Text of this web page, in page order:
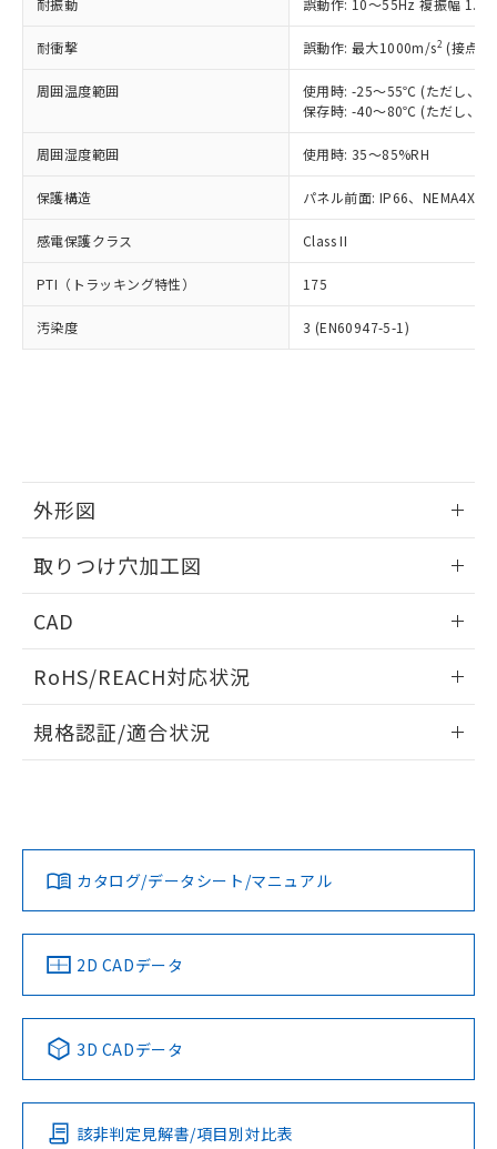
耐振動 誤動作: 10～55Hz 複振幅
耐衝撃 誤動作: 最大1000m/s2 (接点
周囲温度範囲
使用時: -25～55℃ (ただし、氷
保存時: -40～80℃ (ただし、氷
周囲湿度範囲 使用時: 35～85%RH
保護構造 パネル前面: IP66、NEMA4X,
感電保護クラス Class II
PTI（トラッキング特性） 175
汚染度 3 (EN60947-5-1)
外形図
取りつけ穴加工図
CAD
ドすることができます。
ログイン/会員登録
ダウンロードデータをご利用いただく前に、以下を必ずお読
みください。
ソフトウェアの使用条件
RoHS/REACH対応状況
EU RoHS 注意事項・凡例
対応済み
中国 RoHS 注意事項・凡例
Pb Hg Cd Cr(VI)
O
規格認証/適合状況
カタログ/データシート/マニュアル
2D CADデータ
3D CADデータ
該非判定見解書/項目別対比表
正式な納期状況および標準価格はお客
様のお取引先、またはお客様担当のオ
ムロン制御機器販売店・当社販売員に
オムロン制御機器販売店や当社販売拠
販売ネットワーク
」をご確認
在庫状況および標準価格結果を当社の
事前の承諾なく第三者に漏洩または開
示しないようお願いします。
マイパーツ機能（部品リスト作成サー
ビス）をご利用いただくには、I-Web
メンバーズにご登録されている必要が
お客様が当ウェブサイト上で当社にご
指します。
但し、RoHS指令で産業用監視および制御機器に対する
適用除外項目は除く。
フタル酸エステル類の４物質については閾値を超える意
図的な使用がないことを確認しています。
部品在庫の切り替え状況などにより、予定
月が前後することがあります。
※3 非含有証明書ダウンロード
51物質の非含有証明書（当社基準）
※本証明書は発行日時点で非含有を証明す
るもので、過去に遡って非含有を証明する
ものではありません。
また、RoHS指令のフタル酸エステル類４
欄に対応日を記載しておりました。
既に当社にて対応品への在庫切替を完了
していることから、特段のことがない限
り、2022年1月12日より割愛しておりま
す。
DBP(フタル酸ジブチル) : 1000ppm、 DIBP(フタル酸ジ
イソブチル) : 1000ppm、 BBP(フタル酸ブチルベンジ
DEHP(フタル酸ビス(2-エチルヘキシル)) : 1000ppm
準値以下であることを示します。
「10」：通常の使用状況下において有害物
質が外部に漏えいし、環境に深刻な影響を
及ぼさない年数を意味します。
「－」：未確認です。当社販売部門へお問
全に破砕するなど、違法に輸出されな
いよう必要な手段を講じます。
当社は貴社製品を、核兵器、ミサイ
ル、化学兵器、生物兵器またはその他
武器並びにこれらの製造装置等に一切
当社は、貴社製品を第三者に販売する
場合は、上記1、2および3の内容を当
該第三者に通知します。また当社は、
販売先および販売に係わる関係者が違
法に輸出するおそれがある場合は、取
り引きをいたしません。
一定数には満たないが在庫あり
－
在庫なし(最新の在庫状況につ
いては、お客様のお取引先、ま
たはお客様担当のオムロン制御
機器販売店・当社販売員にご確
空
受注生産機種、また在庫状況の
情報を公開していない機種